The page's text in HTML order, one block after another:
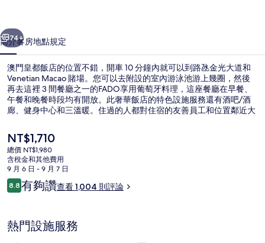
相
片
集
個 下一個
74+
簡介客房地點規定
澳門皇都飯店的位置不錯，開車 10 分鐘內就可以到路氹金光大道和
Venetian Macao 賭場。您可以去附設的室內游泳池游上幾圈，然後
再去這裡 3 間餐廳之一的FADO享用葡萄牙料理，這座餐廳在早餐、
午餐和晚餐時段均有開放。此奢華飯店的特色設施服務還有酒吧/酒
廊、健身中心和三溫暖。住過的人都對住宿的友善員工和位置鄰近大
目
前
的
價
格
是
NT$1,710
總價 NT$1,980
含稅金和其他費用
9 月 6 日 - 9 月 7 日
評
論
8.88.8 分，滿分 10 分，
有夠讚查看 1,004 則評論
熱門設施服務